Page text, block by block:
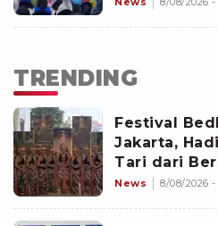
TRENDING
Festival
Jakarta,
Tari dari
News 8/08/2026 -